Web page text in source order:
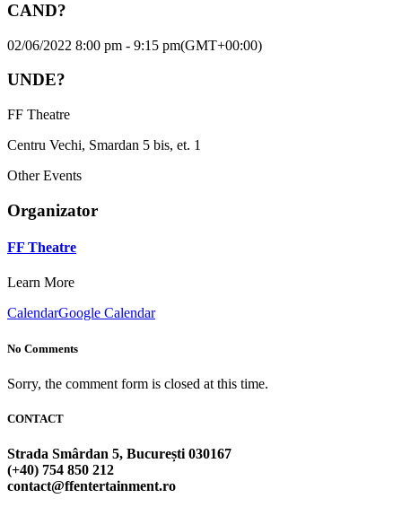
CAND?
02/06/2022 8:00 pm - 9:15 pm(GMT+00:00)
UNDE?
FF Theatre
Centru Vechi, Smardan 5 bis, et. 1
Other Events
Organizator
FF Theatre
Learn More
CalendarGoogle Calendar
No Comments
Sorry, the comment form is closed at this time.
CONTACT
Strada Smârdan 5, București 030167
(+40) 754 850 212
contact@ffentertainment.ro